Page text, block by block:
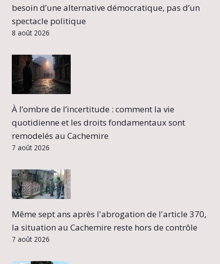
besoin d’une alternative démocratique, pas d’un
spectacle politique
8 août 2026
À l’ombre de l’incertitude : comment la vie
quotidienne et les droits fondamentaux sont
remodelés au Cachemire
7 août 2026
Même sept ans après l'abrogation de l'article 370,
la situation au Cachemire reste hors de contrôle
7 août 2026